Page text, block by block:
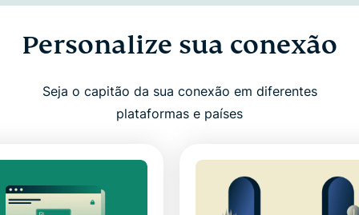
Personalize sua conexão
Seja o capitão da sua conexão em diferentes
plataformas e países